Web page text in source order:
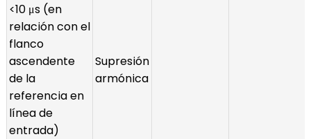
<10 μs (en
relación con el
flanco
ascendente
de la
referencia en
línea de
entrada)
Supresión
armónica